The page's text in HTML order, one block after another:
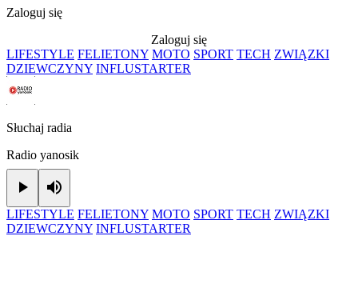
Zaloguj się
Zaloguj się
LIFESTYLE FELIETONY MOTO SPORT TECH ZWIĄZKI
DZIEWCZYNY INFLUSTARTER
Słuchaj radia
Radio yanosik
Play
LIFESTYLE FELIETONY MOTO SPORT TECH ZWIĄZKI
DZIEWCZYNY INFLUSTARTER